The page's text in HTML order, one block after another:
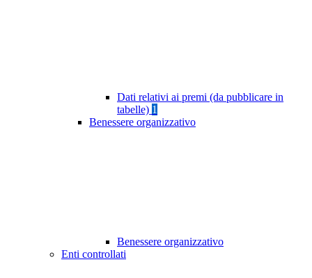
Dati relativi ai premi (da pubblicare in
tabelle) 1
Benessere organizzativo
Benessere organizzativo
Enti controllati